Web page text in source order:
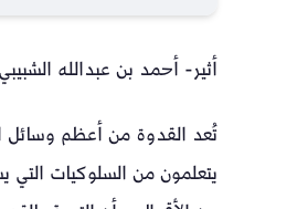
أثير- أحمد بن عبدالله
تُعد القدوة من أعظم وسائل
يتعلمون من السلوكيات التي